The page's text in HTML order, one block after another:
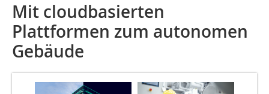
Mit cloudbasierten
Plattformen zum autonomen
Gebäude